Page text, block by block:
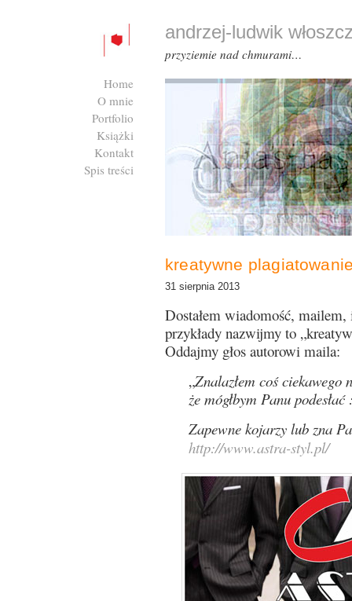
kreatywne
31 sierpnia 2013
Dostałem wiadomość,
przykłady nazwijmy to
Oddajmy głos autorowi maila:
„Znalazłem coś ciekawego
że mógłbym Panu podesłać
Zapewne kojarzy lub zna
http://www.astra-styl.pl/
andrzej-ludwik
przyziemie nad chmurami…
Home
O mnie
Portfolio
Książki
Kontakt
Spis treści